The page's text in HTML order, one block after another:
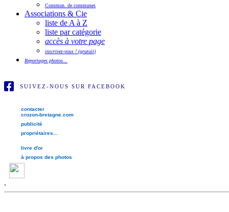
Commun. de communes
Associations & Cie
liste de A à Z
liste par catégorie
accès à votre page
inscrivez-vous ! (gratuit)
Reportages photos...
SUIVEZ-NOUS SUR FACEBOOK
contacter
crozon-bretagne.com
publicité
propriétaires...
livre d'or
à propos des photos
.